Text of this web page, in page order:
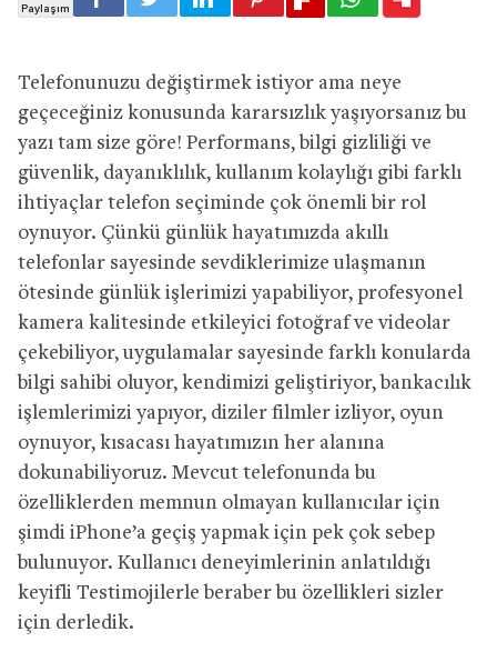
Telefonunuzu değiştirmek istiyor ama neye
geçeceğiniz konusunda kararsızlık yaşıyorsanız bu
yazı tam size göre! Performans, bilgi gizliliği ve
güvenlik, dayanıklılık, kullanım kolaylığı gibi farklı
ihtiyaçlar telefon seçiminde çok önemli bir rol
oynuyor. Çünkü günlük hayatımızda akıllı
telefonlar sayesinde sevdiklerimize ulaşmanın
ötesinde günlük işlerimizi yapabiliyor, profesyonel
kamera kalitesinde etkileyici fotoğraf ve videolar
çekebiliyor, uygulamalar sayesinde farklı konularda
bilgi sahibi oluyor, kendimizi geliştiriyor, bankacılık
işlemlerimizi yapıyor, diziler filmler izliyor, oyun
oynuyor, kısacası hayatımızın her alanına
dokunabiliyoruz. Mevcut telefonunda bu
özelliklerden memnun olmayan kullanıcılar için
şimdi iPhone’a geçiş yapmak için pek çok sebep
bulunuyor. Kullanıcı deneyimlerinin anlatıldığı
keyifli Testimojilerle beraber bu özellikleri sizler
için derledik.